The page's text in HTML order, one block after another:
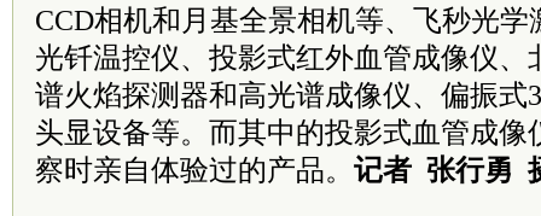
CCD相机和月基全景相机等、飞秒光
光钎温控仪、投影式红外血管成像仪、
谱火焰探测器和高光谱成像仪、偏振式
头显设备等。而其中的投影式血管成像
察时亲自体验过的产品。 记者 张行勇